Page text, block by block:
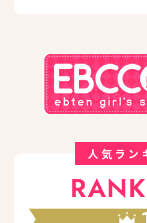
人気ラン